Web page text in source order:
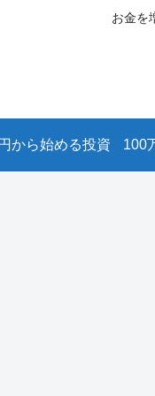
お金を
から始める投資 100